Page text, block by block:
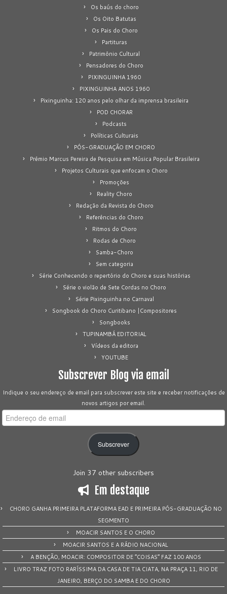
Os baús do choro
Os Oito Batutas
Os Pais do Choro
Partituras
Patrimônio Cultural
Pensadores do Choro
PIXINGUINHA 1960
PIXINGUINHA ANOS 1960
Pixinguinha: 120 anos pelo olhar da imprensa brasileira
POD CHORAR
Podcasts
Políticas Culturais
PÓS-GRADUAÇÃO EM CHORO
Prêmio Marcus Pereira de Pesquisa em Música Popular Brasileira
Projetos Culturais que enfocam o Choro
Promoções
Reality Choro
Redação da Revista do Choro
Referências do Choro
Ritmos do Choro
Rodas de Choro
Samba-Choro
Sem categoria
Série Conhecendo o repertório do Choro e suas histórias
Série o violão de Sete Cordas no Choro
Série Pixinguinha no Carnaval
Songbook do Choro Curitibano |Compositores
Songbooks
TUPINAMBÁ EDITORIAL
Vídeos da editora
YOUTUBE
Subscrever Blog via email
Indique o seu endereço de email para subscrever este site e receber notificações de
novos artigos por email.
Endereço
de
Subscrever
Join 37 other subscribers
Em destaque
CHORO GANHA PRIMEIRA PLATAFORMA EAD E PRIMEIRA PÓS-GRADUAÇÃO NO
SEGMENTO
MOACIR SANTOS E O CHORO
MOACIR SANTOS E A RÁDIO NACIONAL
A BENÇÃO, MOACIR: COMPOSITOR DE “COISAS” FAZ 100 ANOS
LIVRO TRAZ FOTO RARÍSSIMA DA CASA DE TIA CIATA, NA PRAÇA 11, RIO DE
JANEIRO, BERÇO DO SAMBA E DO CHORO